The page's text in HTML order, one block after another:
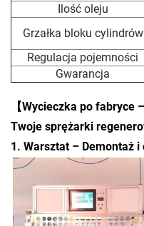
Ilość oleju
Grzałka bloku cylindrów
Regulacja pojemności
Gwarancja
【Wycieczka po fabryce
Twoje sprężarki
1. Warsztat – Demontaż i